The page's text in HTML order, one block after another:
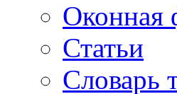
Оконная
Статьи
Словарь